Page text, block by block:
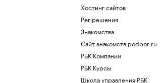
Хостинг сайтов
Рег.решения
Знакомства
Сайт знакомств podbor.ru
РБК Компании
РБК Курсы
Школа управления РБК